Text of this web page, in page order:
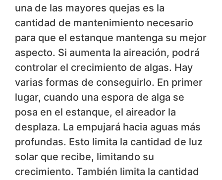
una de las mayores quejas es la
cantidad de mantenimiento necesario
para que el estanque mantenga su mejor
aspecto. Si aumenta la aireación, podrá
controlar el crecimiento de algas. Hay
varias formas de conseguirlo. En primer
lugar, cuando una espora de alga se
posa en el estanque, el aireador la
desplaza. La empujará hacia aguas más
profundas. Esto limita la cantidad de luz
solar que recibe, limitando su
crecimiento. También limita la cantidad